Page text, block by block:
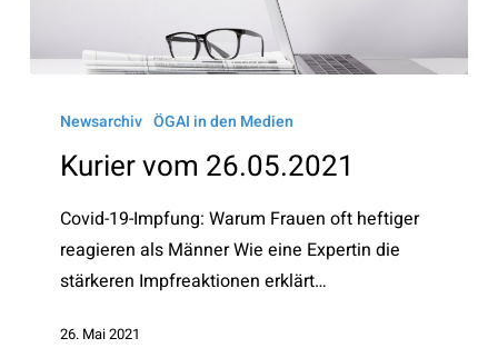
vom
26.05.2021
Newsarchiv ÖGAI in den Medien
Kurier vom 26.05.2021
Covid-19-Impfung: Warum Frauen oft heftiger
reagieren als Männer Wie eine Expertin die
stärkeren Impfreaktionen erklärt…
26. Mai 2021